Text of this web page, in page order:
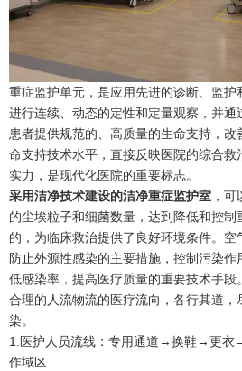
重症监护单元，是应用先进的诊断、监
进行连续、动态的定性和定量观察，并通
患者提供规范的、高质量的生命支持，
命支持技术水平，直接反映医院的综合救
实力，是现代化医院的重要标志。
采用洁净技术建设的洁净重症监护室 ，
的尘埃粒子和细菌数量，达到降低和控制
的，为临床救治提供了良好环境条件。
防止外源性感染的主要措施，控制污染
低感染率，提高医疗质量的重要技术手段。
合理的人流物流的医疗流向，各行其道
染。
1.医护人员流线：专用通道→换鞋→更
作域区